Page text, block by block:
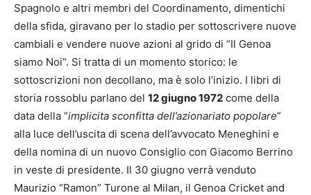
Spagnolo e altri membri del Coordinamento, dimentichi
della sfida, giravano per lo stadio per sottoscrivere nuove
cambiali e vendere nuove azioni al grido di “Il Genoa
siamo Noi”. Si tratta di un momento storico: le
sottoscrizioni non decollano, ma è solo l’inizio. I libri di
storia rossoblu parlano del 12 giugno 1972 come della
data della “implicita sconfitta dell’azionariato popolare”
alla luce dell’uscita di scena dell’avvocato Meneghini e
della nomina di un nuovo Consiglio con Giacomo Berrino
in veste di presidente. Il 30 giugno verrà venduto
Maurizio “Ramon” Turone al Milan, il Genoa Cricket and